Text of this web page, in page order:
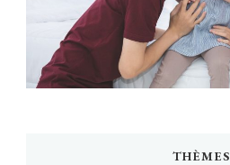
THÈMES